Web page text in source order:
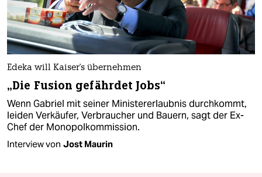
Edeka will Kaiser's übernehmen
„Die Fusion gefährdet Jobs“
Wenn Gabriel mit seiner Ministererlaubnis durchkommt,
leiden Verkäufer, Verbraucher und Bauern, sagt der Ex-
Chef der Monopolkommission.
Interview von Jost Maurin